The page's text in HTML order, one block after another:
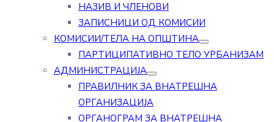
НАЗИВ И ЧЛЕНОВИ
ЗАПИСНИЦИ ОД КОМИСИИ
КОМИСИИ/ТЕЛА НА ОПШТИНА
ПАРТИЦИПАТИВНО ТЕЛО УРБАНИЗАМ
АДМИНИСТРАЦИЈА
ПРАВИЛНИК ЗА ВНАТРЕШНА
ОРГАНИЗАЦИЈА
ОРГАНОГРАМ ЗА ВНАТРЕШНА